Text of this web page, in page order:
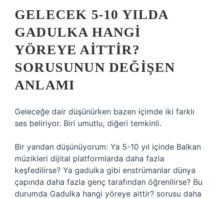
GELECEK 5-10 YILDA
GADULKA HANGI
YÖREYE AITTIR?
SORUSUNUN DEĞIŞEN
ANLAMI
Geleceğe dair düşünürken bazen içimde iki farklı
ses beliriyor. Biri umutlu, diğeri temkinli.
Bir yandan düşünüyorum: Ya 5-10 yıl içinde Balkan
müzikleri dijital platformlarda daha fazla
keşfedilirse? Ya gadulka gibi enstrümanlar dünya
çapında daha fazla genç tarafından öğrenilirse? Bu
durumda Gadulka hangi yöreye aittir? sorusu daha